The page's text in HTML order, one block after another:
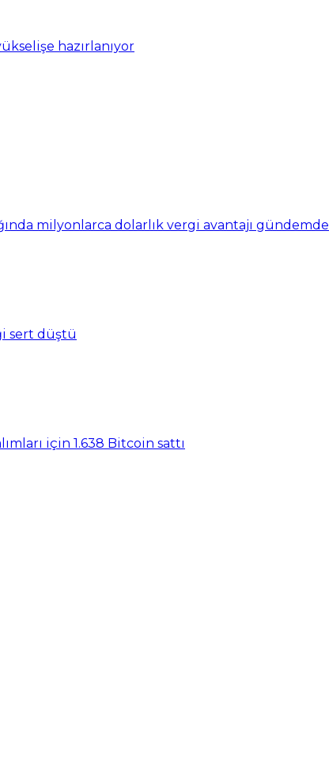
hazırlanıyor
milyonlarca dolarlık vergi avantajı gündemde
sert düştü
için 1.638 Bitcoin sattı